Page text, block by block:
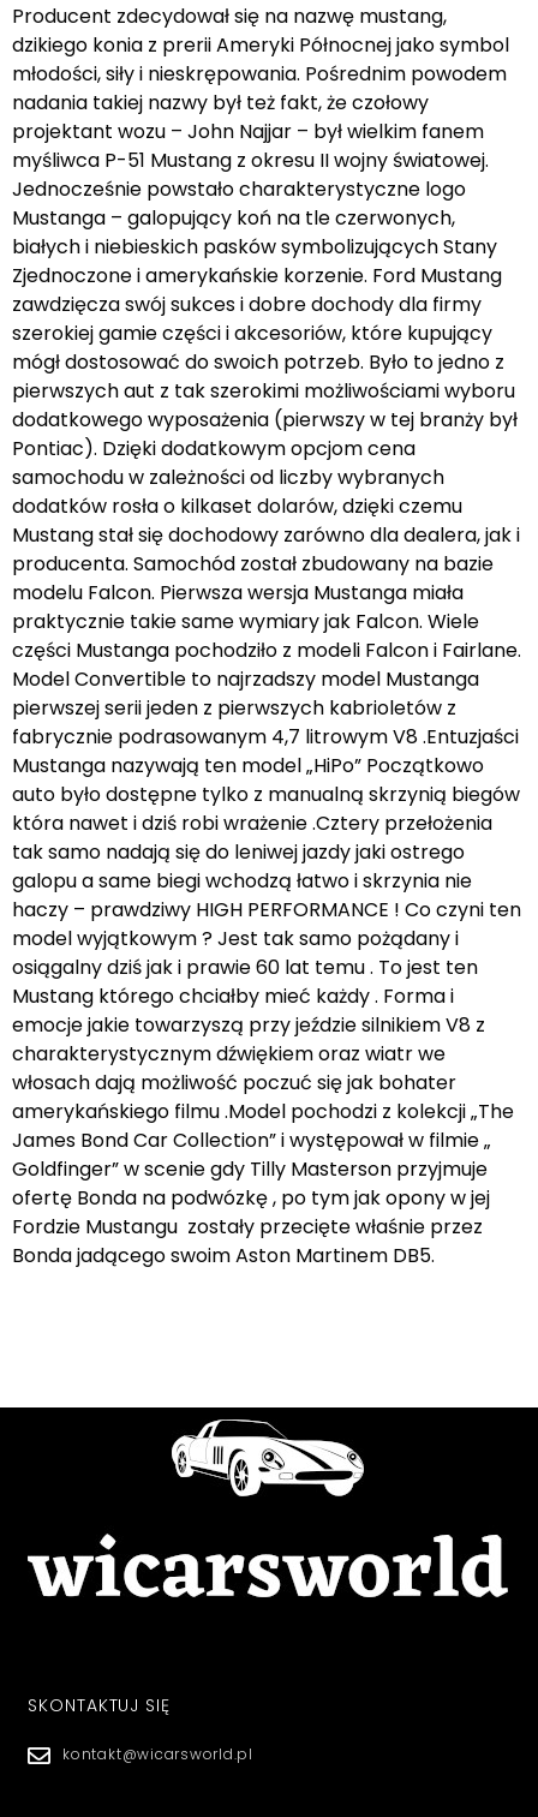
Producent zdecydował się na nazwę mustang,
dzikiego konia z prerii Ameryki Północnej jako symbol
młodości, siły i nieskrępowania. Pośrednim powodem
nadania takiej nazwy był też fakt, że czołowy
projektant wozu – John Najjar – był wielkim fanem
myśliwca P-51 Mustang z okresu II wojny światowej.
Jednocześnie powstało charakterystyczne logo
Mustanga – galopujący koń na tle czerwonych,
białych i niebieskich pasków symbolizujących Stany
Zjednoczone i amerykańskie korzenie. Ford Mustang
zawdzięcza swój sukces i dobre dochody dla firmy
szerokiej gamie części i akcesoriów, które kupujący
mógł dostosować do swoich potrzeb. Było to jedno z
pierwszych aut z tak szerokimi możliwościami wyboru
dodatkowego wyposażenia (pierwszy w tej branży był
Pontiac). Dzięki dodatkowym opcjom cena
samochodu w zależności od liczby wybranych
dodatków rosła o kilkaset dolarów, dzięki czemu
Mustang stał się dochodowy zarówno dla dealera, jak i
producenta. Samochód został zbudowany na bazie
modelu Falcon. Pierwsza wersja Mustanga miała
praktycznie takie same wymiary jak Falcon. Wiele
części Mustanga pochodziło z modeli Falcon i Fairlane.
Model Convertible to najrzadszy model Mustanga
pierwszej serii jeden z pierwszych kabrioletów z
fabrycznie podrasowanym 4,7 litrowym V8 .Entuzjaści
Mustanga nazywają ten model „HiPo” Początkowo
auto było dostępne tylko z manualną skrzynią biegów
która nawet i dziś robi wrażenie .Cztery przełożenia
tak samo nadają się do leniwej jazdy jaki ostrego
galopu a same biegi wchodzą łatwo i skrzynia nie
haczy – prawdziwy HIGH PERFORMANCE ! Co czyni ten
model wyjątkowym ? Jest tak samo pożądany i
osiągalny dziś jak i prawie 60 lat temu . To jest ten
Mustang którego chciałby mieć każdy . Forma i
emocje jakie towarzyszą przy jeździe silnikiem V8 z
charakterystycznym dźwiękiem oraz wiatr we
włosach dają możliwość poczuć się jak bohater
amerykańskiego filmu .Model pochodzi z kolekcji „The
James Bond Car Collection” i występował w filmie „
Goldfinger” w scenie gdy Tilly Masterson przyjmuje
ofertę Bonda na podwózkę , po tym jak opony w jej
Fordzie Mustangu zostały przecięte właśnie przez
Bonda jadącego swoim Aston Martinem DB5.
SKONTAKTUJ SIĘ
kontakt@wicarsworld.pl